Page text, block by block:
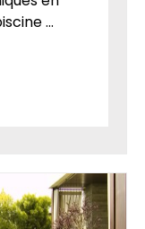
...